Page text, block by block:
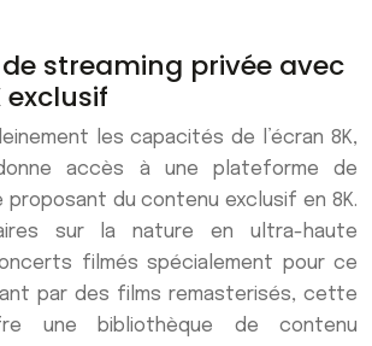
streaming privée avec
les capacités de l’écran 8K,
accès à une plateforme de
proposant du contenu exclusif en 8K.
sur la nature en ultra-haute
filmés spécialement pour ce
par des films remasterisés, cette
une bibliothèque de contenu